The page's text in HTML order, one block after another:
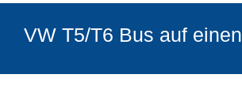
VW T5/T6 Bus auf